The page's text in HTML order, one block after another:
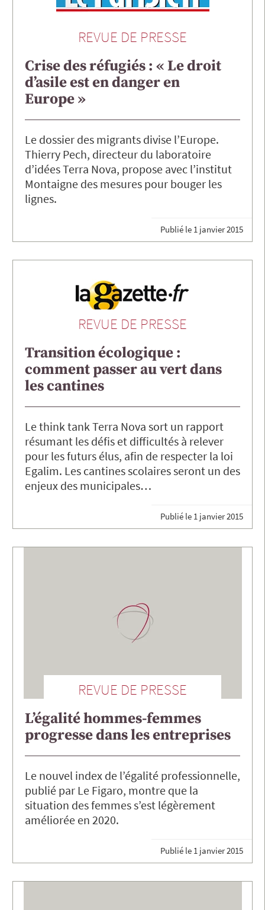
REVUE DE PRESSE
Crise des réfugiés : « Le droit
d’asile est en danger en
Europe »
Le dossier des migrants divise l’Europe.
Thierry Pech, directeur du laboratoire
d’idées Terra Nova, propose avec l’institut
Montaigne des mesures pour bouger les
lignes.
Publié le 1 janvier 2015
REVUE DE PRESSE
Transition écologique :
comment passer au vert dans
les cantines
Le think tank Terra Nova sort un rapport
résumant les défis et difficultés à relever
pour les futurs élus, afin de respecter la loi
Egalim. Les cantines scolaires seront un des
enjeux des municipales…
Publié le 1 janvier 2015
REVUE DE PRESSE
L’égalité hommes-femmes
progresse dans les entreprises
Le nouvel index de l’égalité professionnelle,
publié par Le Figaro, montre que la
situation des femmes s’est légèrement
améliorée en 2020.
Publié le 1 janvier 2015